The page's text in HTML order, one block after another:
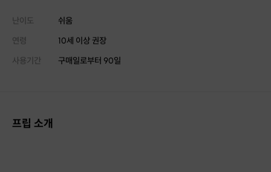
난이도
쉬움
연령
10세 이상 권장
사용기간
구매일로부터 90일
프립 소개